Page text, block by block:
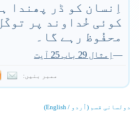
اِنسان کو ڈر پھندا
کوئی خُداوند پر
محفُوظ رہے گا۔
—اِمثال 29 باب 25 آیت
ممبر بنیں:
دولسانی قسم (اُردو / English)